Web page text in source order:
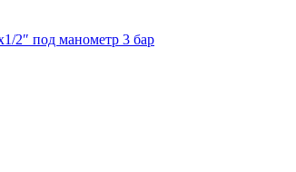
2″ под манометр 3 бар